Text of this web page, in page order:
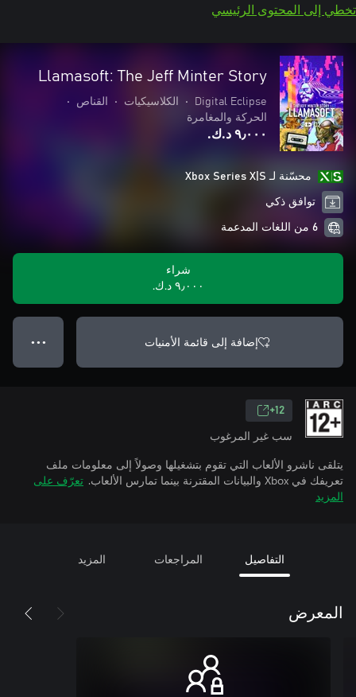
تخطي إلى المحتوى الرئيسي
Llamasoft: The Jeff Minter Story
Digital Eclipse
• الكلاسيكيات • القناص
•
الحركة والمغامرة
٩٫٠٠٠ د.ك.‏
محسّنة لـ Xbox Series X|S
توافق ذكي
6 من اللغات المدعمة
شراء
٩٫٠٠٠ د.ك.‏
إضافة إلى قائمة الأمنيات ● ● ●
12+
سب غير المرغوب
يتلقى ناشرو الألعاب التي تقوم بتشغيلها وصولاً إلى معلومات ملف
تعريفك في Xbox والبيانات المقترنة بينما تمارس الألعاب.
تعرّف على
المزيد
التفاصيل المراجعات المزيد
المعرض